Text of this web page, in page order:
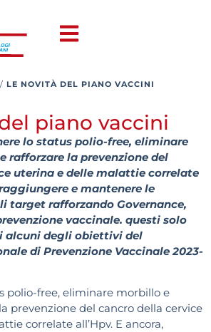
/ LE NOVITÀ DEL PIANO VACCINI
piano vaccini
lo status polio-free, eliminare
rafforzare la prevenzione del
uterina e delle malattie correlate
e mantenere le
target rafforzando Governance,
vaccinale. questi solo
alcuni degli obiettivi del
di Prevenzione Vaccinale 2023-
polio-free, eliminare morbillo e
prevenzione del cancro della cervice
correlate all’Hpv. E ancora,